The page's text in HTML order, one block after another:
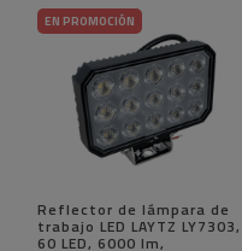
EN PROMOCIÓN
Reflector de lámpara de
trabajo LED LAYTZ LY7303,
60 LED, 6000 lm,